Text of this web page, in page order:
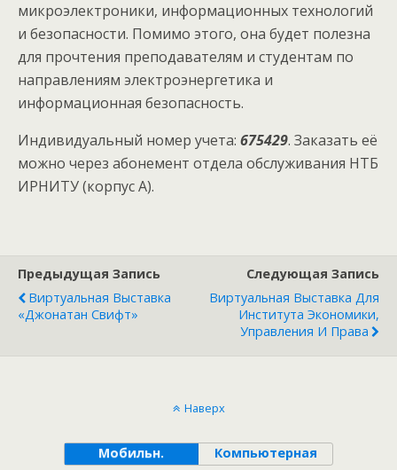
микроэлектроники, информационных технологий
и безопасности. Помимо этого, она будет полезна
для прочтения преподавателям и студентам по
направлениям электроэнергетика и
информационная безопасность.
Индивидуальный номер учета: 675429. Заказать её
можно через абонемент отдела обслуживания НТБ
ИРНИТУ (корпус А).
Предыдущая Запись
Виртуальная Выставка
«Джонатан Свифт»
Следующая Запись
Виртуальная Выставка Для
Института Экономики,
Управления И Права
Наверх
Мобильн. Компьютерная